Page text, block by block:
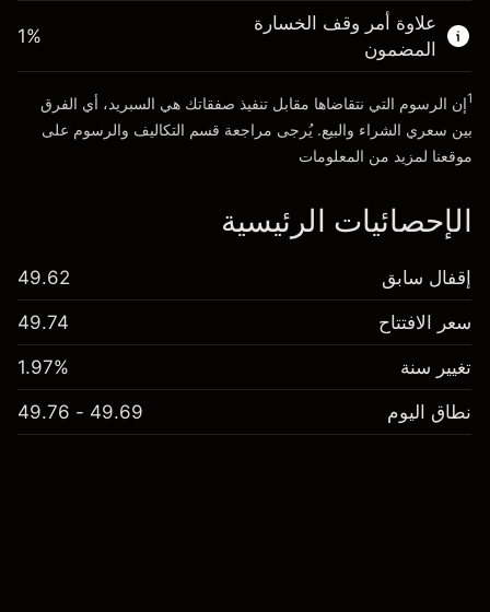
الذهاب إلى المنصة
علاوة أمر وقف الخسارة
المضمون
1%
1إن الرسوم التي نتقاضاها مقابل تنفيذ صفقاتك هي السبريد، أي الفرق
بين سعري الشراء والبيع. يُرجى مراجعة قسم التكاليف والرسوم على
موقعنا لمزيد من المعلومات
الإحصائيات الرئيسية
إقفال سابق 49.62
سعر الافتتاح 49.74
تغيير سنة 1.97%
نطاق اليوم 49.69 - 49.76